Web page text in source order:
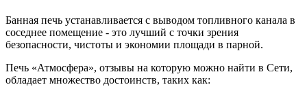
Банная печь устанавливается с выводом топливного канала в
соседнее помещение - это лучший с точки зрения
безопасности, чистоты и экономии площади в парной.
Печь «Атмосфера», отзывы на которую можно найти в Сети,
обладает множество достоинств, таких как: